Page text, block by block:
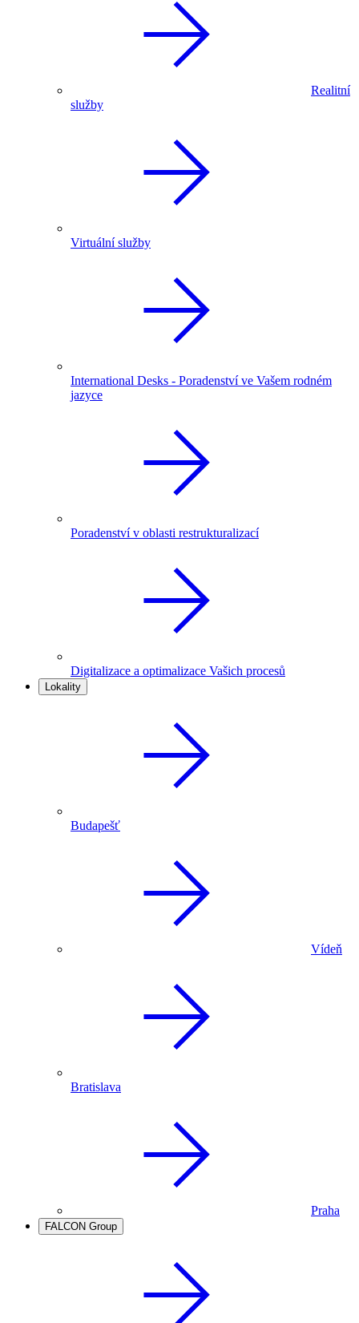
Realitní
služby
Virtuální služby
International Desks - Poradenství ve Vašem rodném
jazyce
Poradenství v oblasti restrukturalizací
Digitalizace a optimalizace Vašich procesů
Lokality
Budapešť
Vídeň
Bratislava
Praha
FALCON Group